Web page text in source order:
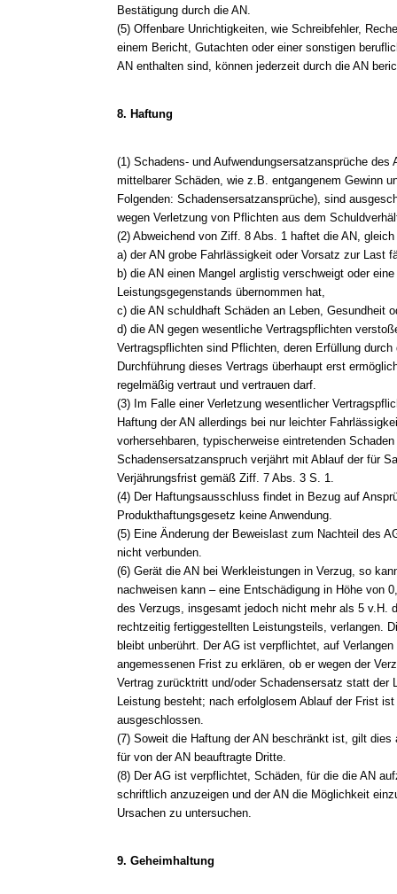
Bestätigung durch die AN.
(5) Offenbare Unrichtigkeiten, wie Schreibfehler,
einem Bericht, Gutachten oder einer sonstigen
AN enthalten sind, können jederzeit durch die AN
8. Haftung
(1) Schadens- und Aufwendungsersatzansprüche des
mittelbarer Schäden, wie z.B. entgangenem Gewinn
Folgenden: Schadensersatzansprüche), sind
wegen Verletzung von Pflichten aus dem
(2) Abweichend von Ziff. 8 Abs. 1 haftet die AN,
a) der AN grobe Fahrlässigkeit oder Vorsatz zur Last
b) die AN einen Mangel arglistig verschweigt oder
Leistungsgegenstands übernommen hat,
c) die AN schuldhaft Schäden an Leben, Gesundheit
d) die AN gegen wesentliche Vertragspflichten
Vertragspflichten sind Pflichten, deren Erfüllung durch
Durchführung dieses Vertrags überhaupt erst
regelmäßig vertraut und vertrauen darf.
(3) Im Falle einer Verletzung wesentlicher
Haftung der AN allerdings bei nur leichter
vorhersehbaren, typischerweise eintretenden
Schadensersatzanspruch verjährt mit Ablauf der für
Verjährungsfrist gemäß Ziff. 7 Abs. 3 S. 1.
(4) Der Haftungsausschluss findet in Bezug auf
Produkthaftungsgesetz keine Anwendung.
(5) Eine Änderung der Beweislast zum Nachteil des
nicht verbunden.
(6) Gerät die AN bei Werkleistungen in Verzug, so
nachweisen kann – eine Entschädigung in Höhe von
des Verzugs, insgesamt jedoch nicht mehr als 5 v.H.
rechtzeitig fertiggestellten Leistungsteils, verlangen.
bleibt unberührt. Der AG ist verpflichtet, auf
angemessenen Frist zu erklären, ob er wegen der
Vertrag zurücktritt und/oder Schadensersatz statt der
Leistung besteht; nach erfolglosem Ablauf der Frist
ausgeschlossen.
(7) Soweit die Haftung der AN beschränkt ist, gilt dies
für von der AN beauftragte Dritte.
(8) Der AG ist verpflichtet, Schäden, für die die AN
schriftlich anzuzeigen und der AN die Möglichkeit
Ursachen zu untersuchen.
9. Geheimhaltung